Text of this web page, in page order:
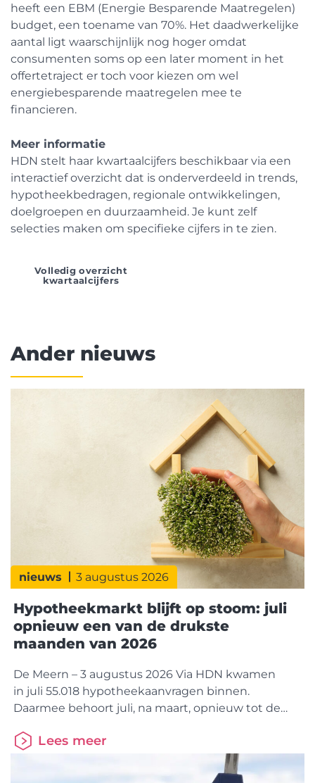
heeft een EBM (Energie Besparende Maatregelen)
budget, een toename van 70%. Het daadwerkelijke
aantal ligt waarschijnlijk nog hoger omdat
consumenten soms op een later moment in het
offertetraject er toch voor kiezen om wel
energiebesparende maatregelen mee te
financieren.
Meer informatie
HDN stelt haar kwartaalcijfers beschikbaar via een
interactief overzicht dat is onderverdeeld in trends,
hypotheekbedragen, regionale ontwikkelingen,
doelgroepen en duurzaamheid. Je kunt zelf
selecties maken om specifieke cijfers in te zien.
Volledig overzicht
kwartaalcijfers
Ander nieuws
nieuws 3 augustus 2026
Hypotheekmarkt blijft op stoom: juli
opnieuw een van de drukste
maanden van 2026
De Meern – 3 augustus 2026 Via HDN kwamen
in juli 55.018 hypotheekaanvragen binnen.
Daarmee behoort juli, na maart, opnieuw tot de
meer dan juli vorig jaar. Binnen de markt is wel een
duidelijke verschuiving zichtbaar. Kopers nemen
een groter aandeel voor hun rekening.
Lees meer